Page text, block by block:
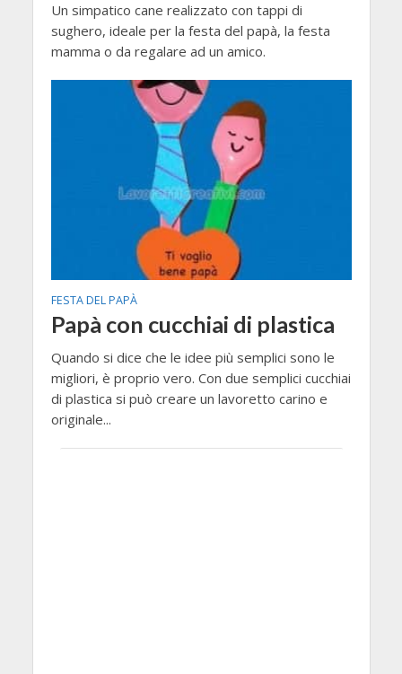
Un simpatico cane realizzato con tappi di
sughero, ideale per la festa del papà, la festa
mamma o da regalare ad un amico.
FESTA DEL PAPÀ
Papà con cucchiai di plastica
Quando si dice che le idee più semplici sono le
migliori, è proprio vero. Con due semplici cucchiai
di plastica si può creare un lavoretto carino e
originale...